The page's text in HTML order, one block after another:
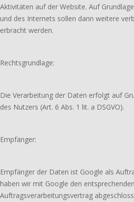
Aktivitäten auf der Website. Auf
und des Internets sollen dann weitere
erbracht werden.
Rechtsgrundlage:
Die Verarbeitung der Daten erfolgt auf
des Nutzers (Art. 6 Abs. 1 lit. a DSGVO).
Empfänger:
Empfänger der Daten ist Google als
haben wir mit Google den entsprechenden
Auftragsverarbeitungsvertrag